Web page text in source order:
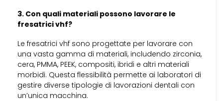
3. Con quali materiali possono lavorare le
fresatrici vhf?
Le fresatrici vhf sono progettate per lavorare con
una vasta gamma di materiali, includendo zirconia,
cera, PMMA, PEEK, compositi, ibridi e altri materiali
morbidi. Questa flessibilità permette ai laboratori di
gestire diverse tipologie di lavorazioni dentali con
un’unica macchina.